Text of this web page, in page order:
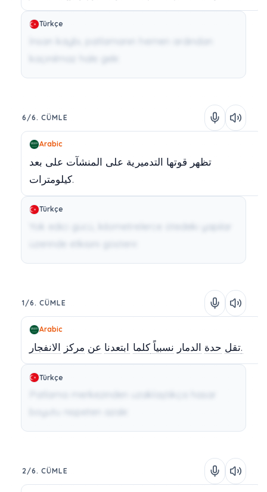
Türkçe
kaçınılmaz hale gelir.
6/6. CÜMLE
Arabic
تظهر قوتها التدميرية على المنشآت على بعد
كيلومترات.
Türkçe
1/6. CÜMLE
Arabic
تقل حدة الدمار نسبياًكلما ابتعدنا عن مركز الانفجار.
Türkçe
2/6. CÜMLE